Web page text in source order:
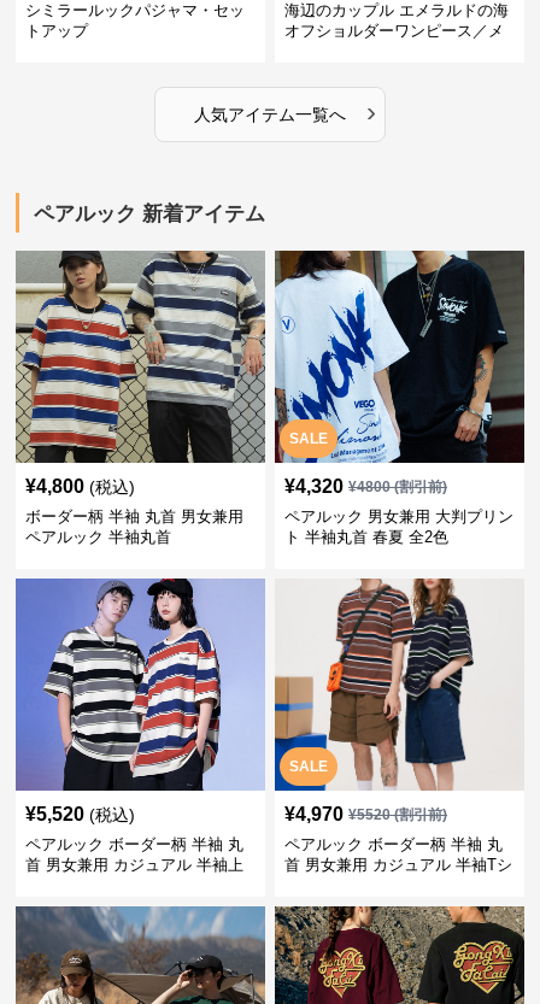
シミラールックパジャマ・セッ
トアップ
海辺のカップル エメラルドの海
オフショルダーワンピース／メ
人気アイテム一覧へ ›
ペアルック 新着アイテム
¥4,800 (税込)
ボーダー柄 半袖 丸首 男女兼用
ペアルック 半袖丸首
SALE
¥4,320 ¥4800(割引前)
ペアルック 男女兼用 大判プリン
ト 半袖丸首 春夏 全2色
¥5,520 (税込)
ペアルック ボーダー柄 半袖 丸
首 男女兼用 カジュアル 半袖上
SALE
¥4,970 ¥5520(割引前)
ペアルック ボーダー柄 半袖 丸
首 男女兼用 カジュアル 半袖Tシ